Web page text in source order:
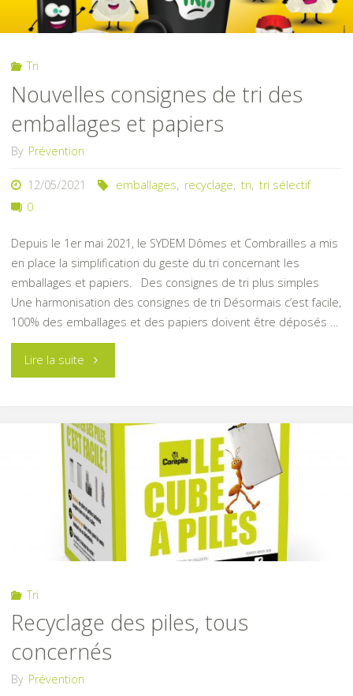
Tri
Nouvelles consignes de tri des
emballages et papiers
By Prévention
12/05/2021 emballages, recyclage, tri, tri sélectif
0
Depuis le 1er mai 2021, le SYDEM Dômes et Combrailles a mis
en place la simplification du geste du tri concernant les
emballages et papiers. Des consignes de tri plus simples
Une harmonisation des consignes de tri Désormais c’est facile,
100% des emballages et des papiers doivent être déposés …
Lire la suite"Nouvelles
de
tri
des
emballages
et
Tri
Recyclage des piles, tous
concernés
By Prévention